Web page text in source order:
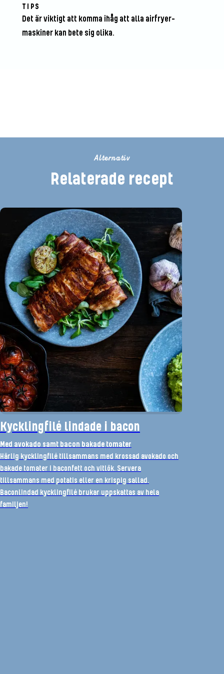
TIPS
Det är viktigt att komma ihåg att alla airfryer-
maskiner kan bete sig olika.
Alternativ
Relaterade recept
Kycklingfilé lindade i bacon
Med avokado samt bacon bakade tomater
Härlig kycklingfilé tillsammans med krossad avokado och
bakade tomater i baconfett och vitlök. Servera
tillsammans med potatis eller en krispig sallad.
Baconlindad kycklingfilé brukar uppskattas av hela
familjen!